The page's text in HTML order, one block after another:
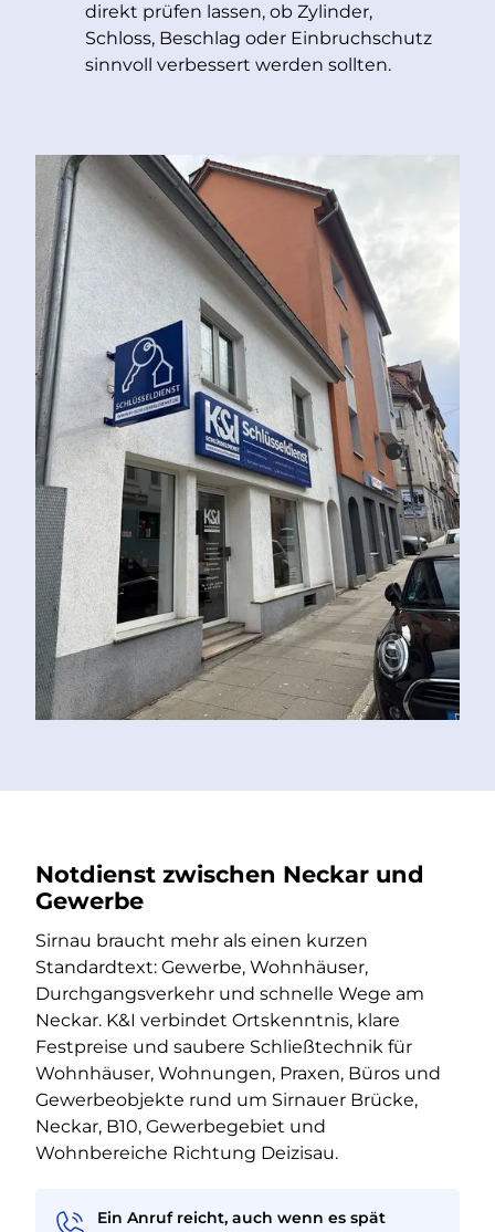
direkt prüfen lassen, ob Zylinder,
Schloss, Beschlag oder Einbruchschutz
sinnvoll verbessert werden sollten.
Notdienst zwischen Neckar und
Gewerbe
Sirnau braucht mehr als einen kurzen
Standardtext: Gewerbe, Wohnhäuser,
Durchgangsverkehr und schnelle Wege am
Neckar. K&I verbindet Ortskenntnis, klare
Festpreise und saubere Schließtechnik für
Wohnhäuser, Wohnungen, Praxen, Büros und
Gewerbeobjekte rund um Sirnauer Brücke,
Neckar, B10, Gewerbegebiet und
Wohnbereiche Richtung Deizisau.
Ein Anruf reicht, auch wenn es spät